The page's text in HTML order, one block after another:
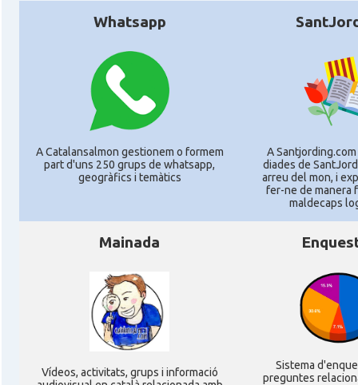
Whatsapp
A Catalansalmon gestionem o formem
part d'uns 250 grups de whatsapp,
geogràfics i temàtics
A
diades de
arreu del mon, i
fer-ne de manera
maldecaps
Mainada
Ví­deos, activitats, grups i informació
Sistema
preguntes